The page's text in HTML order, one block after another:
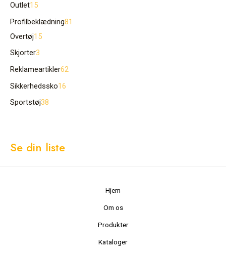
Outlet15
Profilbeklædning81
Overtøj15
Skjorter3
Reklameartikler62
Sikkerhedssko16
Sportstøj38
Se din liste
Hjem
Om os
Produkter
Kataloger